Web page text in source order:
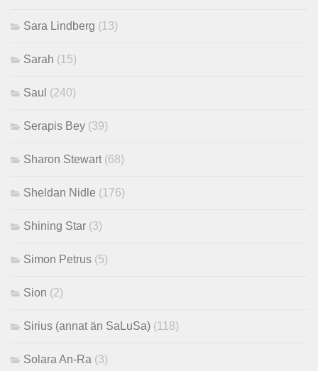
Sara Lindberg (13)
Sarah (15)
Saul (240)
Serapis Bey (39)
Sharon Stewart (68)
Sheldan Nidle (176)
Shining Star (3)
Simon Petrus (5)
Sion (2)
Sirius (annat än SaLuSa) (118)
Solara An-Ra (3)